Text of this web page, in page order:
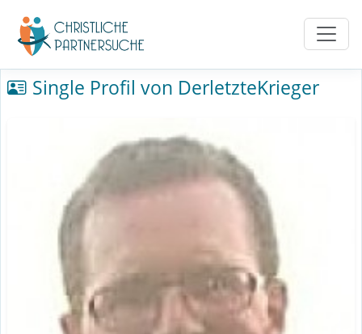
Single Profil von DerletzteKrieger